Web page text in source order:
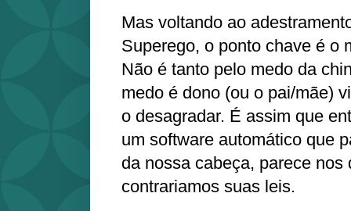
Mas voltando ao
Superego, o ponto chave é o
Não é tanto pelo medo da
medo é dono (ou o pai/mãe)
o desagradar. É assim que
um software automático que
da nossa cabeça, parece nos
contrariamos suas leis.